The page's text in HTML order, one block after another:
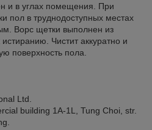
и в углах помещения. При
пол в труднодоступных местах
Ворс щетки выполнен из
Чистит аккуратно и
поверхность пола.
Ltd.
building 1A-1L, Tung Choi, str.